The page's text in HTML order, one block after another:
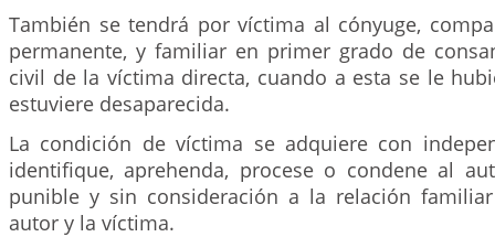
También se tendrá por víctima al cónyuge,
permanente, y familiar en primer grado de
civil de la víctima directa, cuando a esta se le
estuviere desaparecida.
La condición de víctima se adquiere con
identifique, aprehenda, procese o condene al
punible y sin consideración a la relación
autor y la víctima.